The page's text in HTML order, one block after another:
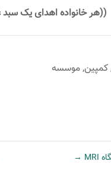
((هر خانواده اهدای یک سبد
کمپین,موسسه
→